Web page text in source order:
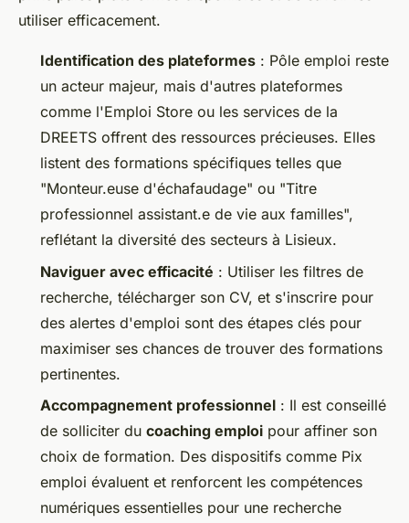
utiliser efficacement.
Identification des plateformes : Pôle emploi reste
un acteur majeur, mais d'autres plateformes
comme l'Emploi Store ou les services de la
DREETS offrent des ressources précieuses. Elles
listent des formations spécifiques telles que
"Monteur.euse d'échafaudage" ou "Titre
professionnel assistant.e de vie aux familles",
reflétant la diversité des secteurs à Lisieux.
Naviguer avec efficacité : Utiliser les filtres de
recherche, télécharger son CV, et s'inscrire pour
des alertes d'emploi sont des étapes clés pour
maximiser ses chances de trouver des formations
pertinentes.
Accompagnement professionnel : Il est conseillé
de solliciter du coaching emploi pour affiner son
choix de formation. Des dispositifs comme Pix
emploi évaluent et renforcent les compétences
numériques essentielles pour une recherche